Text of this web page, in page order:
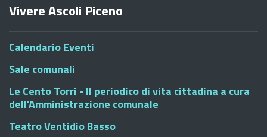
Vivere Ascoli Piceno
Calendario Eventi
Sale comunali
Le Cento Torri - Il periodico di vita cittadina a cura
dell'Amministrazione comunale
Teatro Ventidio Basso